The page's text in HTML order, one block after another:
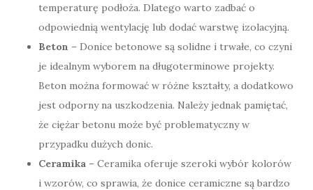
temperaturę podłoża. Dlatego warto zadbać o
odpowiednią wentylację lub dodać warstwę izolacyjną.
Beton – Donice betonowe są solidne i trwałe, co czyni
je idealnym wyborem na długoterminowe projekty.
Beton można formować w różne kształty, a dodatkowo
jest odporny na uszkodzenia. Należy jednak pamiętać,
że ciężar betonu może być problematyczny w
przypadku dużych donic.
Ceramika – Ceramika oferuje szeroki wybór kolorów
i wzorów, co sprawia, że donice ceramiczne są bardzo